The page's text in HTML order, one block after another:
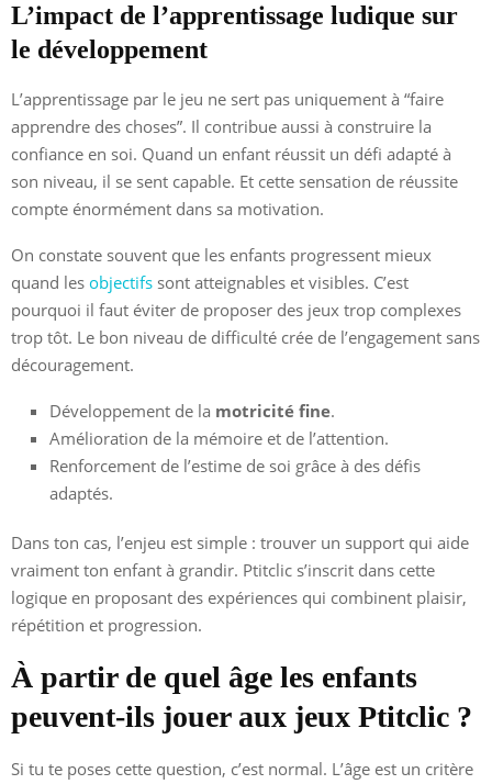
L’impact de l’apprentissage ludique sur
le développement
L’apprentissage par le jeu ne sert pas uniquement à “faire
apprendre des choses”. Il contribue aussi à construire la
confiance en soi. Quand un enfant réussit un défi adapté à
son niveau, il se sent capable. Et cette sensation de réussite
compte énormément dans sa motivation.
On constate souvent que les enfants progressent mieux
quand les objectifs sont atteignables et visibles. C’est
pourquoi il faut éviter de proposer des jeux trop complexes
trop tôt. Le bon niveau de difficulté crée de l’engagement sans
découragement.
Développement de la motricité fine.
Amélioration de la mémoire et de l’attention.
Renforcement de l’estime de soi grâce à des défis
adaptés.
Dans ton cas, l’enjeu est simple : trouver un support qui aide
vraiment ton enfant à grandir. Ptitclic s’inscrit dans cette
logique en proposant des expériences qui combinent plaisir,
répétition et progression.
À partir de quel âge les enfants
peuvent-ils jouer aux jeux Ptitclic ?
Si tu te poses cette question, c’est normal. L’âge est un critère